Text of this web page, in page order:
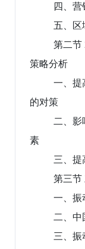
四、营
五、区
第二节
策略分析
一、提
的对策
二、影
素
三、提
第三节
一、振
二、
三、振